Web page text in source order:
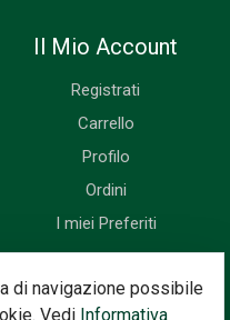
di navigazione possibile
Vedi Informativa
Il Mio Account
Registrati
Carrello
Profilo
Ordini
I miei Preferiti